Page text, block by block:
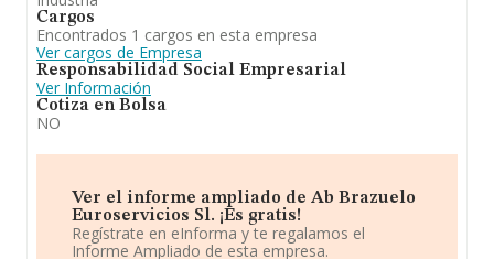
Cargos
Encontrados 1 cargos en esta empresa
Ver cargos de Empresa
Responsabilidad Social Empresarial
Ver Información
Cotiza en Bolsa
NO
Ver el informe ampliado de Ab Brazuelo
Euroservicios Sl. ¡Es gratis!
Regístrate en eInforma y te regalamos el
Informe Ampliado de esta empresa.